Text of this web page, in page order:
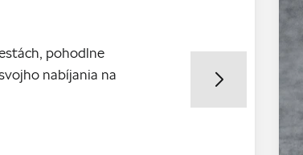
pohodlne
nabíjania na